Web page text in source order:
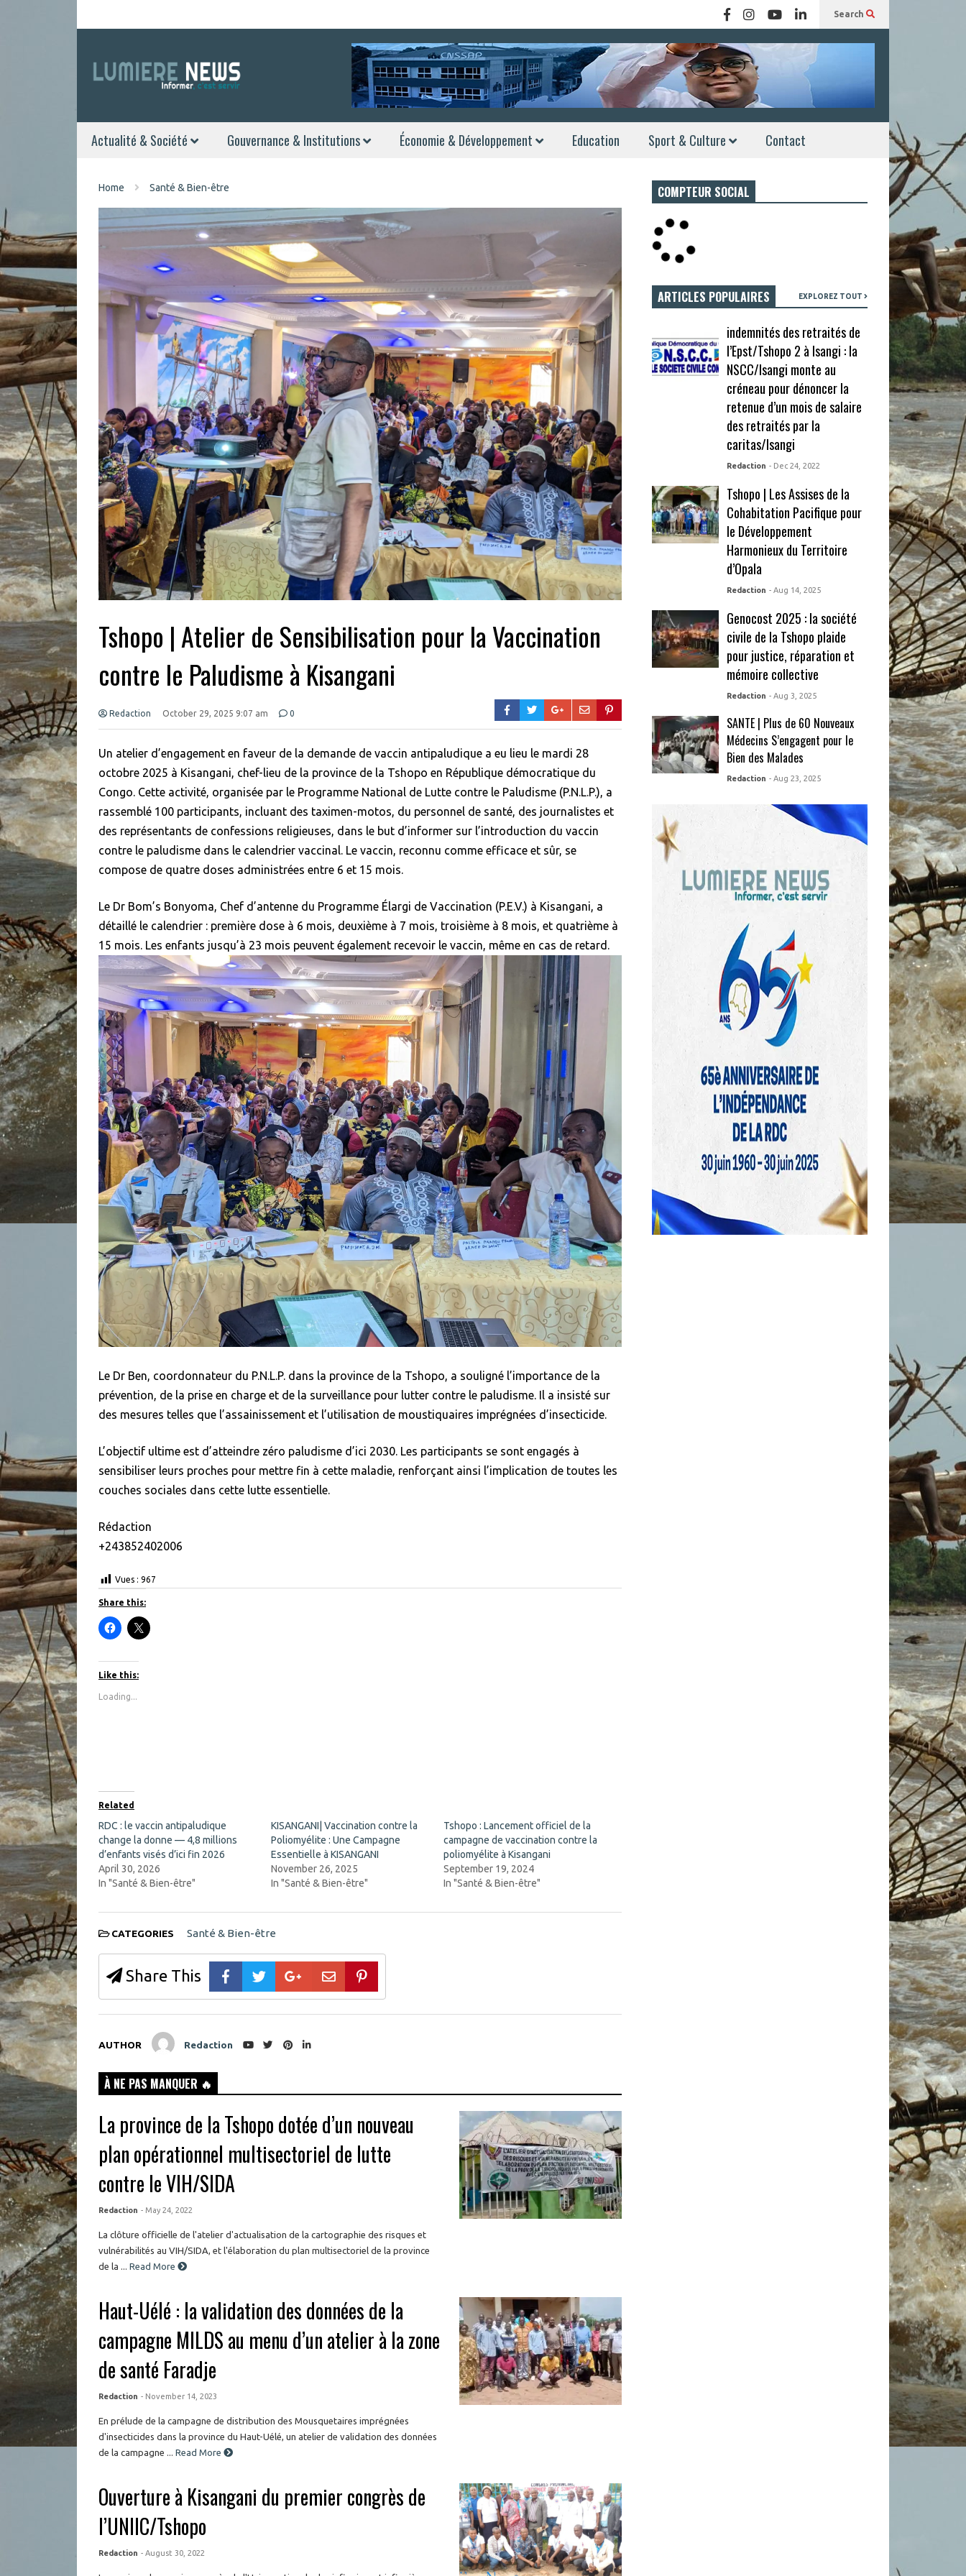
Search
Actualité & Société Gouvernance & Institutions Économie & Développement Education Sport & Culture Contact
Home Santé & Bien-être
Tshopo | Atelier de Sensibilisation pour la Vaccination
contre le Paludisme à Kisangani
Redaction October 29, 2025 9:07 am 0
Un atelier d’engagement en faveur de la demande de vaccin antipaludique a eu lieu le mardi 28
octobre 2025 à Kisangani, chef-lieu de la province de la Tshopo en République démocratique du
Congo. Cette activité, organisée par le Programme National de Lutte contre le Paludisme (P.N.L.P.), a
rassemblé 100 participants, incluant des taximen-motos, du personnel de santé, des journalistes et
des représentants de confessions religieuses, dans le but d’informer sur l’introduction du vaccin
contre le paludisme dans le calendrier vaccinal. Le vaccin, reconnu comme efficace et sûr, se
compose de quatre doses administrées entre 6 et 15 mois.
Le Dr Bom’s Bonyoma, Chef d’antenne du Programme Élargi de Vaccination (P.E.V.) à Kisangani, a
détaillé le calendrier : première dose à 6 mois, deuxième à 7 mois, troisième à 8 mois, et quatrième à
15 mois. Les enfants jusqu’à 23 mois peuvent également recevoir le vaccin, même en cas de retard.
Le Dr Ben, coordonnateur du P.N.L.P. dans la province de la Tshopo, a souligné l’importance de la
prévention, de la prise en charge et de la surveillance pour lutter contre le paludisme. Il a insisté sur
des mesures telles que l’assainissement et l’utilisation de moustiquaires imprégnées d’insecticide.
L’objectif ultime est d’atteindre zéro paludisme d’ici 2030. Les participants se sont engagés à
sensibiliser leurs proches pour mettre fin à cette maladie, renforçant ainsi l’implication de toutes les
couches sociales dans cette lutte essentielle.
Rédaction
+243852402006
Vues : 967
Share this:
C
l
k
o
s
h
b
o
o
k
(
O
p
e
n
s
i
e
w
n
o
w
C
l
i
n
n
e
w
w
n
w
Like this:
Loading...
Related
RDC : le vaccin antipaludique
change la donne — 4,8 millions
d’enfants visés d’ici fin 2026
April 30, 2026
In "Santé & Bien-être"
KISANGANI| Vaccination contre la
Poliomyélite : Une Campagne
Essentielle à KISANGANI
November 26, 2025
In "Santé & Bien-être"
Tshopo : Lancement officiel de la
campagne de vaccination contre la
poliomyélite à Kisangani
September 19, 2024
In "Santé & Bien-être"
CATEGORIES Santé & Bien-être
Share This
AUTHOR Redaction
À NE PAS MANQUER 🔥
La province de la Tshopo dotée d’un nouveau
plan opérationnel multisectoriel de lutte
contre le VIH/SIDA
Redaction - May 24, 2022
La clôture officielle de l'atelier d'actualisation de la cartographie des risques et
vulnérabilités au VIH/SIDA, et l'élaboration du plan multisectoriel de la province
de la ... Read More
Haut-Uélé : la validation des données de la
campagne MILDS au menu d’un atelier à la zone
de santé Faradje
Redaction - November 14, 2023
En prélude de la campagne de distribution des Mousquetaires imprégnées
d'insecticides dans la province du Haut-Uélé, un atelier de validation des données
de la campagne ... Read More
Ouverture à Kisangani du premier congrès de
l’UNIIC/Tshopo
Redaction - August 30, 2022
COMPTEUR SOCIAL
ARTICLES POPULAIRES EXPLOREZ TOUT
indemnités des retraités de
l’Epst/Tshopo 2 à Isangi : la
NSCC/Isangi monte au
créneau pour dénoncer la
retenue d’un mois de salaire
des retraités par la
caritas/Isangi
Redaction - Dec 24, 2022
Tshopo | Les Assises de la
Cohabitation Pacifique pour
le Développement
Harmonieux du Territoire
d’Opala
Redaction - Aug 14, 2025
Genocost 2025 : la société
civile de la Tshopo plaide
pour justice, réparation et
mémoire collective
Redaction - Aug 3, 2025
SANTE | Plus de 60 Nouveaux
Médecins S’engagent pour le
Bien des Malades
Redaction - Aug 23, 2025